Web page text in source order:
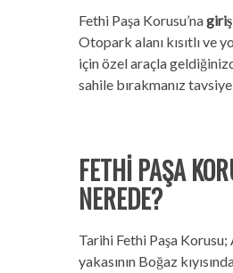
Fethi Paşa Korusu’na
Otopark alanı kısıtlı ve
için özel araçla
sahile bırakmanız
FETHİ PAŞA
NEREDE?
Tarihi Fethi Paşa Korusu;
yakasının Boğaz